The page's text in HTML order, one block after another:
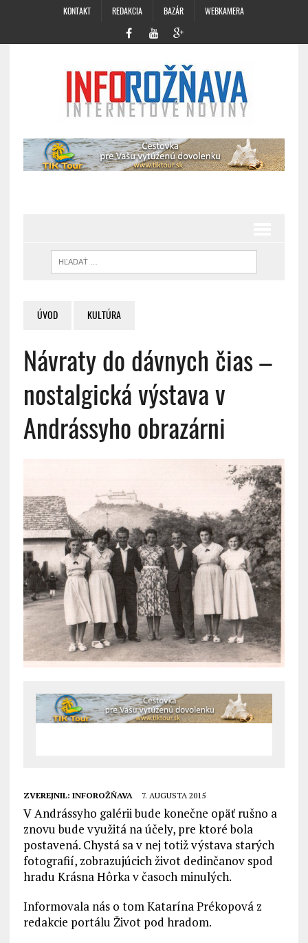
KONTAKT REDAKCIA BAZÁR WEBKAMERA
ÚVOD KULTÚRA
Návraty do dávnych čias –
nostalgická výstava v
Andrássyho obrazárni
ZVEREJNIL: INFOROŽŇAVA 7. AUGUSTA 2015
V Andrássyho galérii bude konečne opäť rušno a
znovu bude využitá na účely, pre ktoré bola
postavená. Chystá sa v nej totiž výstava starých
fotografií, zobrazujúcich život dedinčanov spod
hradu Krásna Hôrka v časoch minulých.
Informovala nás o tom Katarína Prékopová z
redakcie portálu Život pod hradom.